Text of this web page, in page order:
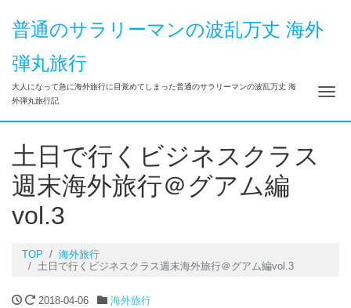
普通のサラリーマンの波乱万丈 海外
弾丸旅行
大人になって急に海外旅行に目覚めてしまった普通のサラリーマンの波乱万丈 海
外弾丸旅行記
土日で行くビジネスクラス
週末海外旅行＠グアム編
vol.3
TOP
海外旅行
土日で行くビジネスクラス週末海外旅行＠グアム編vol.3
2018-04-06 海外旅行